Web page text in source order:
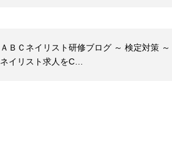
ＡＢＣネイリスト研修ブログ ～ 検定対策 ～
ネイリスト求人をC…